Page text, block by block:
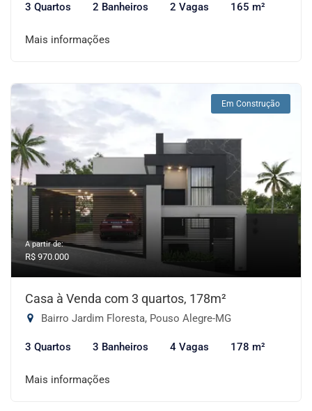
3 Quartos 2 Banheiros 2 Vagas 165 m²
Mais informações
Em Construção
A partir de:
R$ 970.000
Casa à Venda com 3 quartos, 178m²
Bairro Jardim Floresta, Pouso Alegre-MG
3 Quartos 3 Banheiros 4 Vagas 178 m²
Mais informações